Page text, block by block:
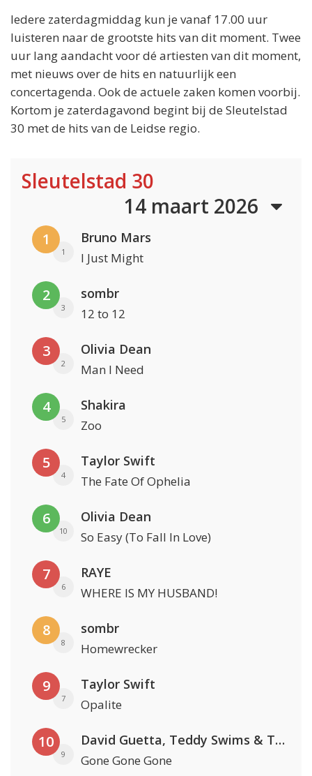
Iedere zaterdagmiddag kun je vanaf 17.00 uur
luisteren naar de grootste hits van dit moment. Twee
uur lang aandacht voor dé artiesten van dit moment,
met nieuws over de hits en natuurlijk een
concertagenda. Ook de actuele zaken komen voorbij.
Kortom je zaterdagavond begint bij de Sleutelstad
30 met de hits van de Leidse regio.
Sleutelstad 30
14 maart 2026
1
1
Bruno Mars
I Just Might
2
3
sombr
12 to 12
3
2
Olivia Dean
Man I Need
4
5
Shakira
Zoo
5
4
Taylor Swift
The Fate Of Ophelia
6
10
Olivia Dean
So Easy (To Fall In Love)
7
6
RAYE
WHERE IS MY HUSBAND!
8
8
sombr
Homewrecker
9
7
Taylor Swift
Opalite
10
9
David Guetta, Teddy Swims & Tones And I
Gone Gone Gone